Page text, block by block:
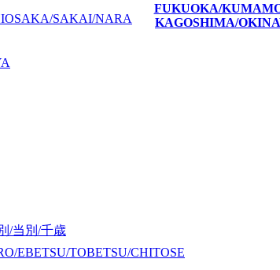
SAKAI/NARA
FUKUOKA/
KAGOSHIMA/
/当別/千歳
EBETSU/TOBETSU/CHITOSE